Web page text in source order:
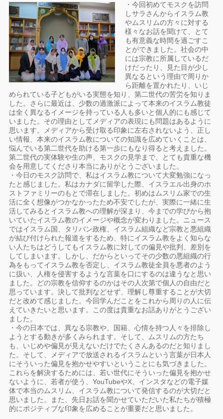
・今回初めてモスクを訪問
しサラさんからイスラム教
やムスリムの方々に対する
様々なお話を聞けて、とて
も有意義な時間を過ごすこ
とができました。社会の中
には宗教に所属しているだ
けだったり、見た目が少し
異なるという理由で周りか
ら距離を置かれたり、いじ
められている子どもがいる実態を知り、第二世代の苦労を知りま
した。さらに最近は、少数の過激派によって本来のイスラム教徒
は全く異なるイメージを持っている人も多いと個人的にも感じて
いました。その理由としてメディアの表現にも問題はあるように
思います。メディアから受け取る印象に左右されないよう、正し
い情報、本来のイスラム教についての知識を広めていくことは、
悩んでいる第二世代を助ける第一歩にもなり得ると考えました。
第二世代の実体験や生の声、モスクの見学まで、とても貴重な機
会を用意してくださり本当にありがとうございました。
・今日のモスク訪問で、私はイスラム教について大変勉強になっ
たと感じました。私はカナダに留学した際、イスラエル出身のホ
ストファミリーのもとで滞在しました。初めはムスリム家での生
活に全く想像がつかなかったため不安でしたが、実際に一緒に生
活してみるとイスラム教への理解が深まり、今までの学びから抱
いていたイスラム教のイメージや概念が変わりました。ニュース
ではイスラム国、タリバン政権、イスラム組織など宗教と悪組織
が結び付けられた報道をするため、特にイスラム教をよく知らな
い人たちはどうしてもイスラム教に対しての偏見や批判、差別を
してしまいます。しかし、だからといってその少数の悪組織の行
為をもってイスラム教を否定し、イスラム教徒全員を悪者のよう
に扱い、人権を侵害するような言葉を口にするのは違うなと思い
ました。どの宗教を信仰するのかはその人次第で個人の自由だと
思っています。決して批判などせず、理解し尊重することが大切
だと改めて感じました。今回学んだことをこれから周りの人に伝
えていきたいと思います。この度は貴重なお話ありがとうござい
ました。
・今の日本では、異なる宗教や、国籍、心情を持つ人々を排除し
ようとする動きが多くみられます。そして、ムスリムの方たち
も、いじめや偏見が見えないだけでたくさんあるのだと知りまし
た。そして、メディアで放送されるイスラムという言葉が日本人
にそういった偏見を抱かせやすいということにも気づきました。
これらを解決するためには、若い世代にそういった偏見を抱かせ
ないように、若者が使う、YouTubeやX、インスタなどの電子媒
体で本当のムスリム、イスラム教について発信するのが大切だと
思いました。また、先日お話を聞かせていただいた私たちが積極
的にポジティブな印象を広めることが重要だと思いました。